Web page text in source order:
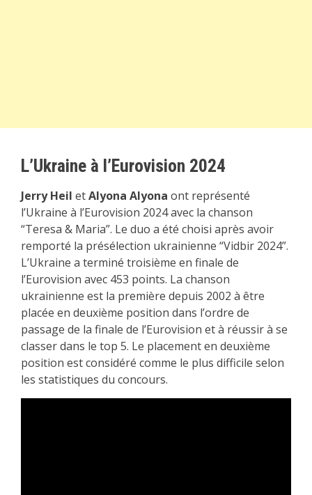
L’Ukraine à l’Eurovision 2024
Jerry Heil etAlyona Alyona ont représenté
l’Ukraine à l’Eurovision 2024 avec la chanson
“Teresa & Maria”. Le duo a été choisi après avoir
remporté la présélection ukrainienne “Vidbir 2024”.
L’Ukraine a terminé troisième en finale de
l’Eurovision avec 453 points. La chanson
ukrainienne est la première depuis 2002 à être
placée en deuxième position dans l’ordre de
passage de la finale de l’Eurovision et à réussir à se
classer dans le top 5. Le placement en deuxième
position est considéré comme le plus difficile selon
les statistiques du concours.